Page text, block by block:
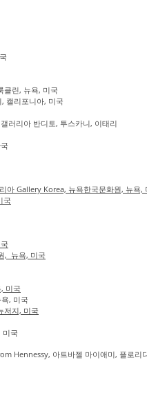
클린, 뉴욕, 미국
캘리포니아, 미국
갤러리아 반디토, 투스카니, 이태리
아 Gallery Korea, 뉴욕한국문화원, 뉴욕,
국
, 뉴욕, 미국
미국
, 미국
저지, 미국
국
Hennessy, 아트바젤 마이애미, 플로리